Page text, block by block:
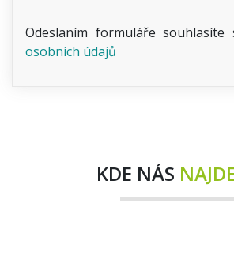
Odeslaním formuláře souhlasíte
osobních údajů
KDE NÁS